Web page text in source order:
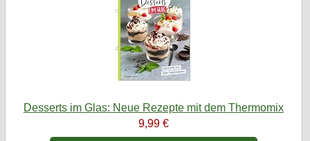
Desserts im Glas: Neue Rezepte mit dem Thermomix
9,99 €